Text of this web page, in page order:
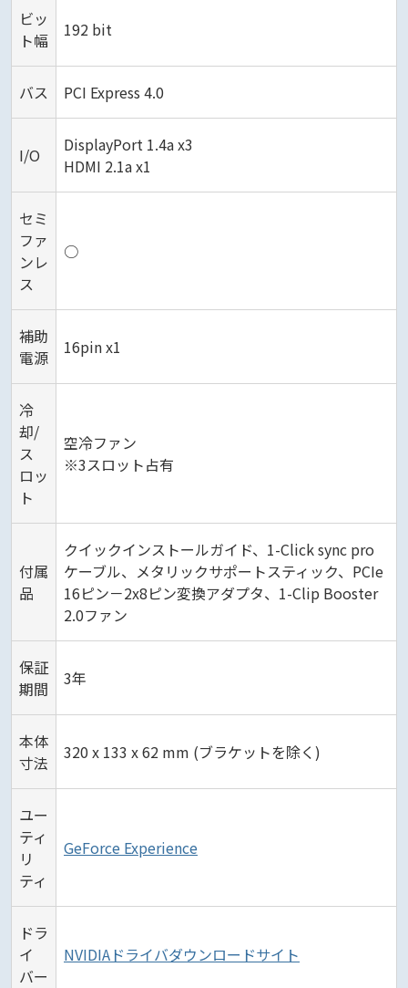
ビッ
ト幅
192 bit
バス PCI Express 4.0
I/O
DisplayPort 1.4a x3
HDMI 2.1a x1
セミ
ファ
ンレ
ス
○
補助
電源
16pin x1
冷
却/
ス
ロッ
ト
空冷ファン
※3スロット占有
付属
品
クイックインストールガイド、1-Click sync pro
ケーブル、メタリックサポートスティック、PCIe
16ピン－2x8ピン変換アダプタ、1-Clip Booster
2.0ファン
保証
期間
3年
本体
寸法
320 x 133 x 62 mm (ブラケットを除く)
ユー
ティ
リ
ティ
GeForce Experience
ドラ
イ
バー
NVIDIAドライバダウンロードサイト